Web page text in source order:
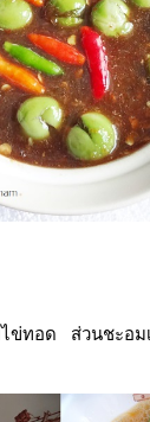
ข่ทอด ส่วนชะอม